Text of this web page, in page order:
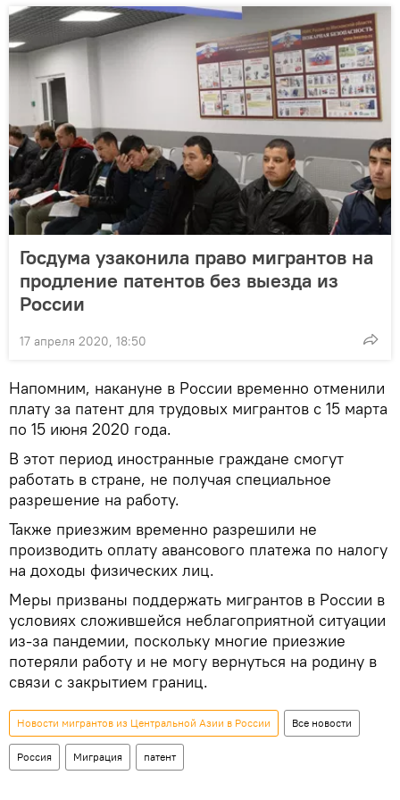
Госдума узаконила право мигрантов на
продление патентов без выезда из
России
17 апреля 2020, 18:50
Напомним, накануне в России временно отменили
плату за патент для трудовых мигрантов с 15 марта
по 15 июня 2020 года.
В этот период иностранные граждане смогут
работать в стране, не получая специальное
разрешение на работу.
Также приезжим временно разрешили не
производить оплату авансового платежа по налогу
на доходы физических лиц.
Меры призваны поддержать мигрантов в России в
условиях сложившейся неблагоприятной ситуации
из-за пандемии, поскольку многие приезжие
потеряли работу и не могу вернуться на родину в
связи с закрытием границ.
Новости мигрантов из Центральной Азии в России Все новости
Россия Миграция патент